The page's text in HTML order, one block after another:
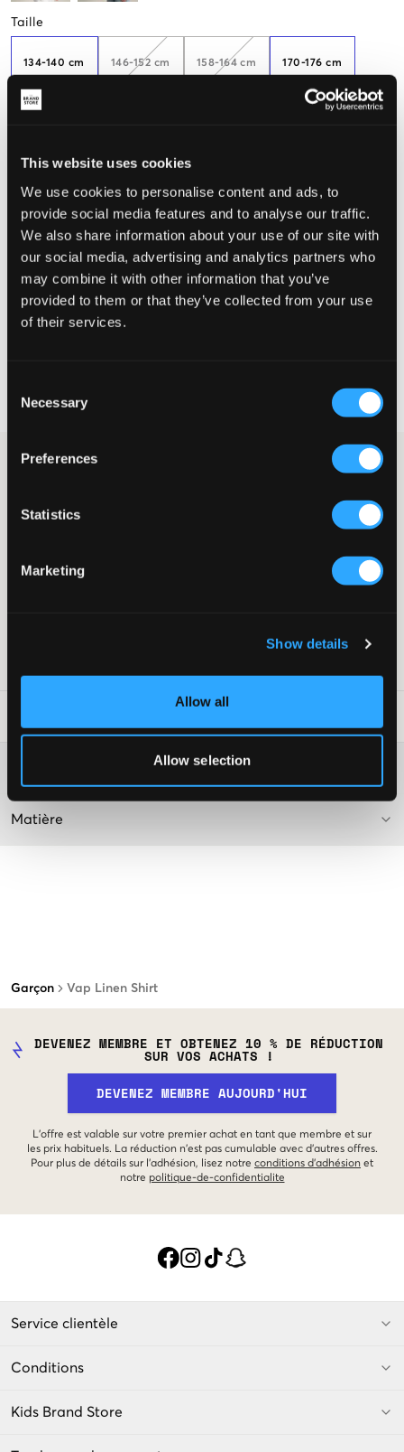
This website uses cookies
We use cookies to personalise content and ads, to
provide social media features and to analyse our traffic.
We also share information about your use of our site with
our social media, advertising and analytics partners who
may combine it with other information that you’ve
provided to them or that they’ve collected from your use
of their services.
Selection
Necessary
Preferences
Statistics
Marketing
Show details
Allow all
Allow selection
Garçon Vap Linen Shirt
Taille
134-140 cm 146-152 cm 158-164 cm 170-176 cm
Taille perçue
Petit Parfait Grande
CHOISIR LA TAILLE
Livraisons rapides
Chemise beige à manches courtes en mélange lin de Grunt. La
Chemise
Boutons
Plus d'informations sur les instructions de lavage
Matière
DEVENEZ MEMBRE ET OBTENEZ 10 % DE RÉDUCTION
SUR VOS ACHATS !
DEVENEZ MEMBRE AUJOURD'HUI
L'offre est valable sur votre premier achat en tant que membre et sur
les prix habituels. La réduction n'est pas cumulable avec d'autres offres.
Pour plus de détails sur l'adhésion, lisez notre conditions d'adhésion et
notre politique-de-confidentialite
Service clientèle
Conditions
Kids Brand Store